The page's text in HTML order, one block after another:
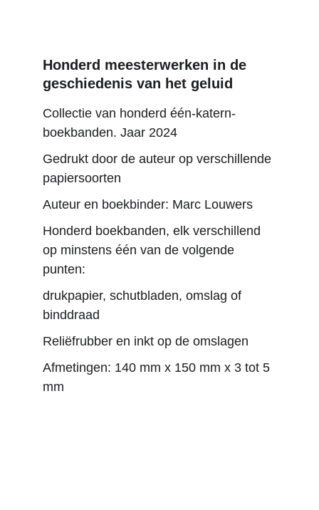
Honderd meesterwerken in de
geschiedenis van het geluid
Collectie van honderd één-katern-
boekbanden. Jaar 2024
Gedrukt door de auteur op verschillende
papiersoorten
Auteur en boekbinder: Marc Louwers
Honderd boekbanden, elk verschillend
op minstens één van de volgende
punten:
drukpapier, schutbladen, omslag of
binddraad
Reliëfrubber en inkt op de omslagen
Afmetingen: 140 mm x 150 mm x 3 tot 5
mm